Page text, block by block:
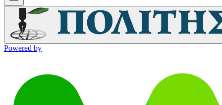
Powered by